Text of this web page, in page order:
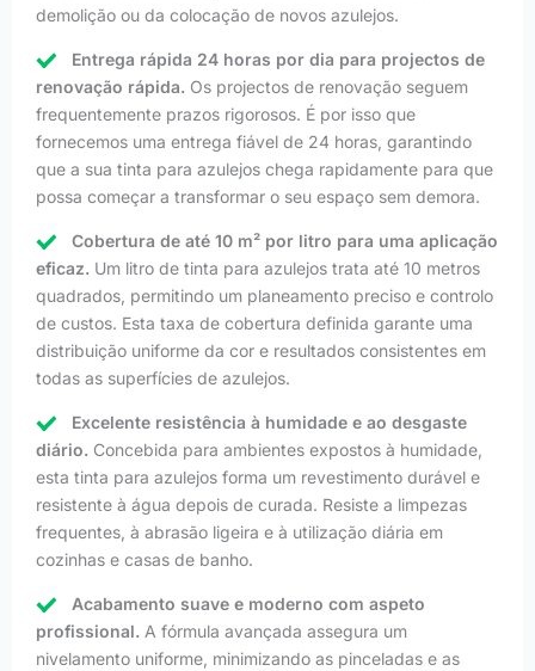
demolição ou da colocação de novos azulejos.
Entrega rápida 24 horas por dia para projectos de
renovação rápida. Os projectos de renovação seguem
frequentemente prazos rigorosos. É por isso que
fornecemos uma entrega fiável de 24 horas, garantindo
que a sua tinta para azulejos chega rapidamente para que
possa começar a transformar o seu espaço sem demora.
Cobertura de até 10 m² por litro para uma aplicação
eficaz. Um litro de tinta para azulejos trata até 10 metros
quadrados, permitindo um planeamento preciso e controlo
de custos. Esta taxa de cobertura definida garante uma
distribuição uniforme da cor e resultados consistentes em
todas as superfícies de azulejos.
Excelente resistência à humidade e ao desgaste
diário. Concebida para ambientes expostos à humidade,
esta tinta para azulejos forma um revestimento durável e
resistente à água depois de curada. Resiste a limpezas
frequentes, à abrasão ligeira e à utilização diária em
cozinhas e casas de banho.
Acabamento suave e moderno com aspeto
profissional. A fórmula avançada assegura um
nivelamento uniforme, minimizando as pinceladas e as